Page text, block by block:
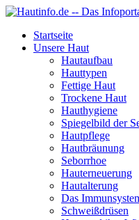
Startseite
Unsere Haut
Hautaufbau
Hauttypen
Fettige Haut
Trockene Haut
Hauthygiene
Spiegelbild der
Hautpflege
Hautbräunung
Seborrhoe
Hauterneuerung
Hautalterung
Das
Schweißdrüsen